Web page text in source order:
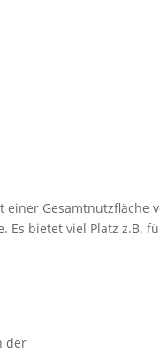
einer Gesamtnutzfläche
Es bietet viel Platz z.B.
der